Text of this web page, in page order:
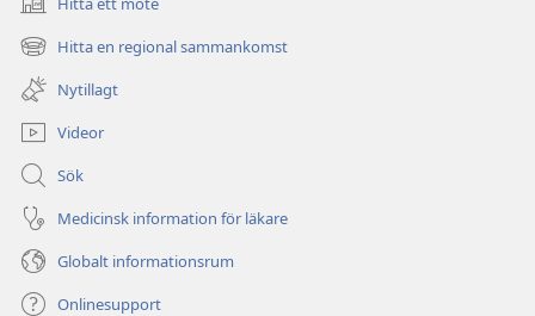
(öppnar
nytt
fönster)
Hitta en regional sammankomst
(öppnar
nytt
fönster)
Nytillagt
Videor
Sök
Medicinsk information för läkare
Globalt informationsrum
Onlinesupport